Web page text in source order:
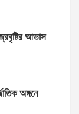
আভাস
অঙ্গনে